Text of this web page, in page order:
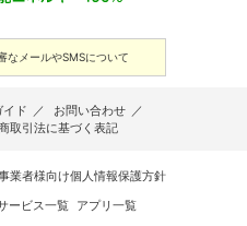
なメールやSMSについて
イド ／ お問い合わせ ／
取引法に基づく表記
業者様向け個人情報保護方針
ービス一覧 アプリ一覧